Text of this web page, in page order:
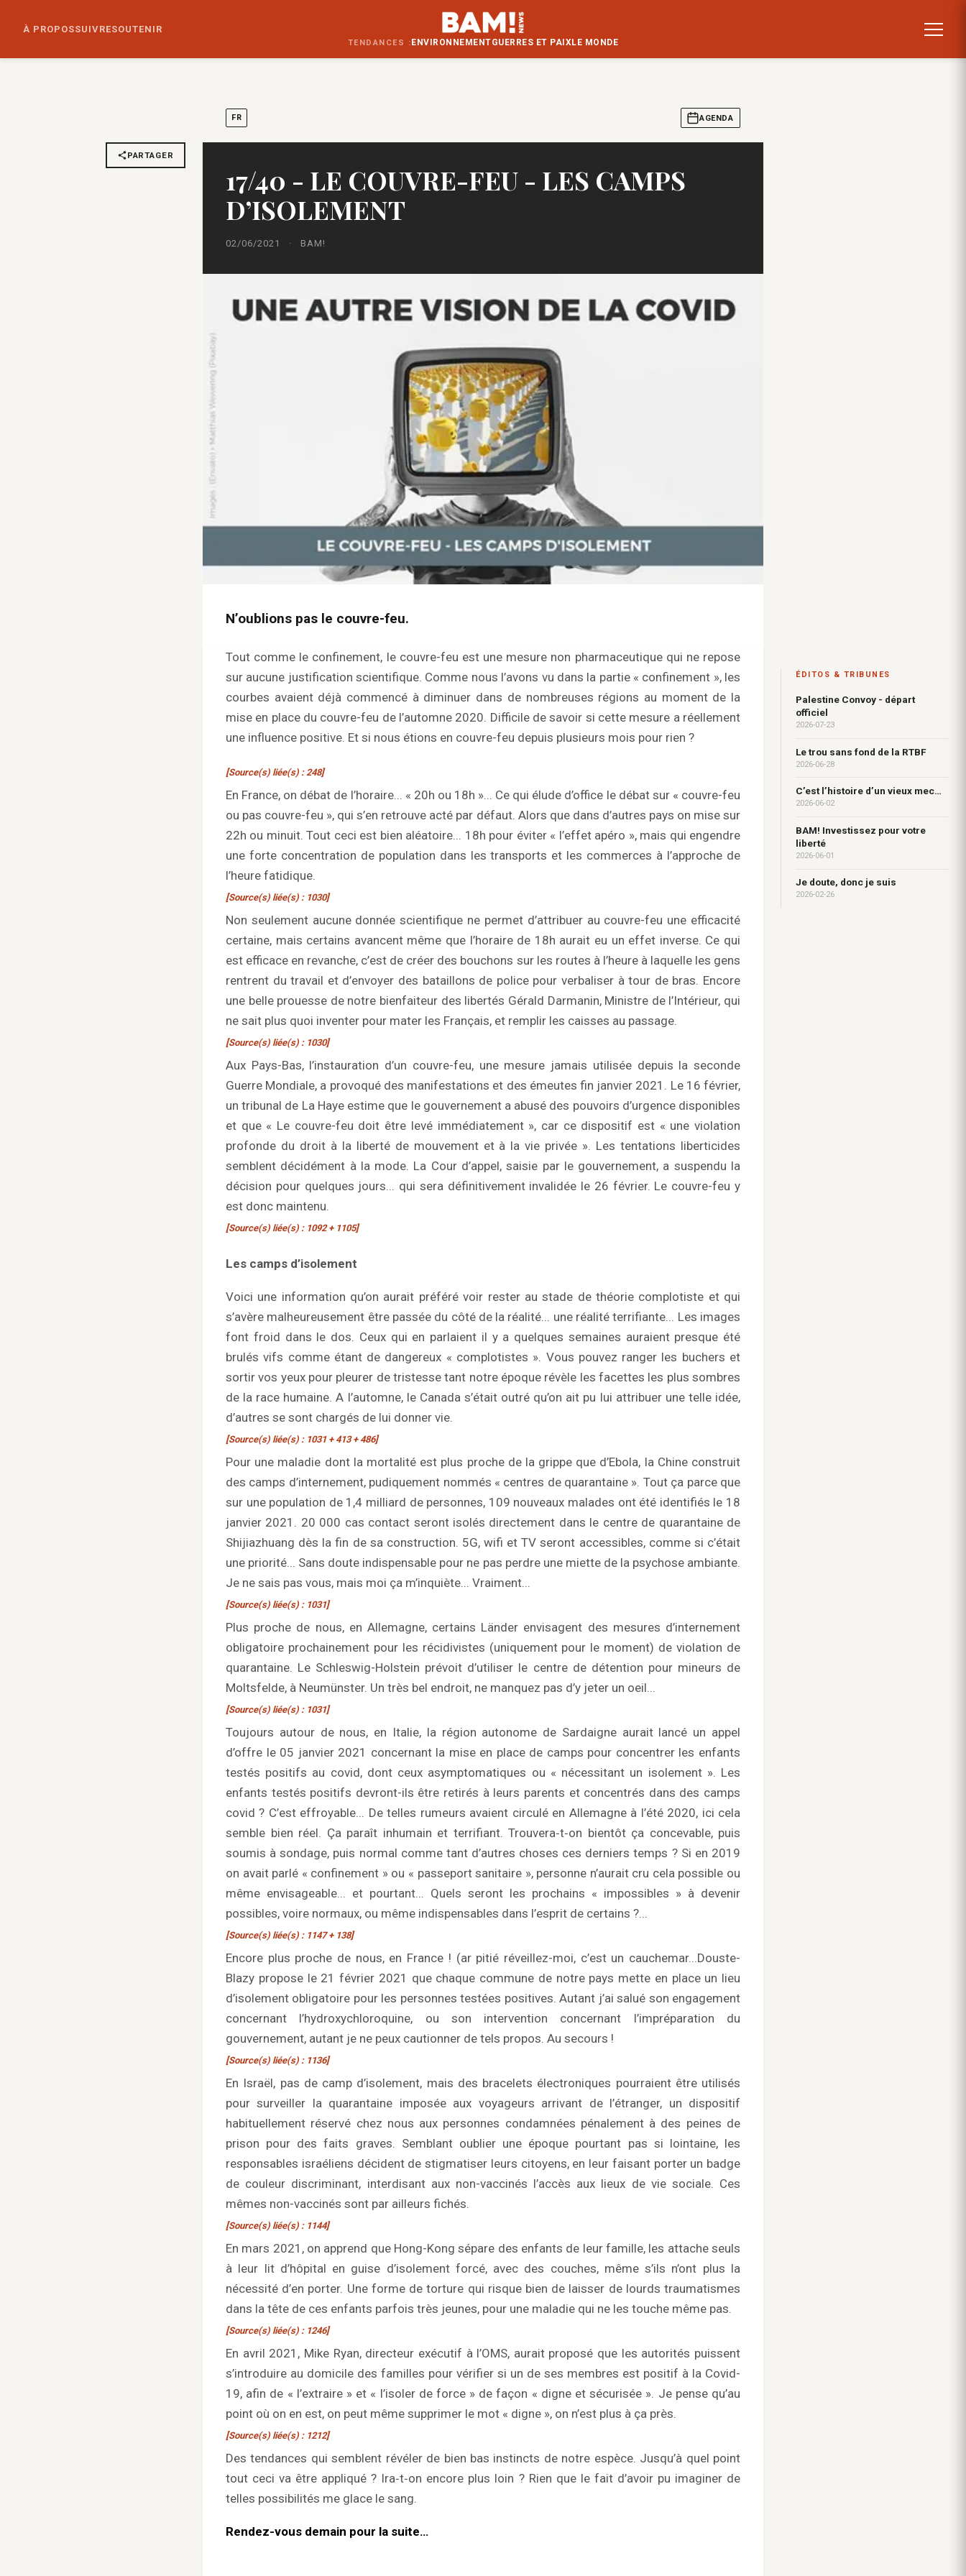
À PROPOSSUIVRESOUTENIR
TENDANCES : ENVIRONNEMENTGUERRES ET PAIXLE MONDE
FR AGENDA
PARTAGER
17/40 - LE COUVRE-FEU - LES CAMPS
D’ISOLEMENT
02/06/2021 · BAM!
N’oublions pas le couvre-feu.
Tout comme le confinement, le couvre-feu est une mesure non pharmaceutique qui ne repose
sur aucune justification scientifique. Comme nous l’avons vu dans la partie « confinement », les
courbes avaient déjà commencé à diminuer dans de nombreuses régions au moment de la
mise en place du couvre-feu de l’automne 2020. Difficile de savoir si cette mesure a réellement
une influence positive. Et si nous étions en couvre-feu depuis plusieurs mois pour rien ?
[Source(s) liée(s) : 248]
En France, on débat de l’horaire... « 20h ou 18h »... Ce qui élude d’office le débat sur « couvre-feu
ou pas couvre-feu », qui s’en retrouve acté par défaut. Alors que dans d’autres pays on mise sur
22h ou minuit. Tout ceci est bien aléatoire... 18h pour éviter « l’effet apéro », mais qui engendre
une forte concentration de population dans les transports et les commerces à l’approche de
l’heure fatidique.
[Source(s) liée(s) : 1030]
Non seulement aucune donnée scientifique ne permet d’attribuer au couvre-feu une efficacité
certaine, mais certains avancent même que l’horaire de 18h aurait eu un effet inverse. Ce qui
est efficace en revanche, c’est de créer des bouchons sur les routes à l’heure à laquelle les gens
rentrent du travail et d’envoyer des bataillons de police pour verbaliser à tour de bras. Encore
une belle prouesse de notre bienfaiteur des libertés Gérald Darmanin, Ministre de l’Intérieur, qui
ne sait plus quoi inventer pour mater les Français, et remplir les caisses au passage.
[Source(s) liée(s) : 1030]
Aux Pays-Bas, l’instauration d’un couvre-feu, une mesure jamais utilisée depuis la seconde
Guerre Mondiale, a provoqué des manifestations et des émeutes fin janvier 2021. Le 16 février,
un tribunal de La Haye estime que le gouvernement a abusé des pouvoirs d’urgence disponibles
et que « Le couvre-feu doit être levé immédiatement », car ce dispositif est « une violation
profonde du droit à la liberté de mouvement et à la vie privée ». Les tentations liberticides
semblent décidément à la mode. La Cour d’appel, saisie par le gouvernement, a suspendu la
décision pour quelques jours... qui sera définitivement invalidée le 26 février. Le couvre-feu y
est donc maintenu.
[Source(s) liée(s) : 1092 + 1105]
Les camps d’isolement
Voici une information qu’on aurait préféré voir rester au stade de théorie complotiste et qui
s’avère malheureusement être passée du côté de la réalité... une réalité terrifiante... Les images
font froid dans le dos. Ceux qui en parlaient il y a quelques semaines auraient presque été
brulés vifs comme étant de dangereux « complotistes ». Vous pouvez ranger les buchers et
sortir vos yeux pour pleurer de tristesse tant notre époque révèle les facettes les plus sombres
de la race humaine. A l’automne, le Canada s’était outré qu’on ait pu lui attribuer une telle idée,
d’autres se sont chargés de lui donner vie.
[Source(s) liée(s) : 1031 + 413 + 486]
Pour une maladie dont la mortalité est plus proche de la grippe que d’Ebola, la Chine construit
des camps d’internement, pudiquement nommés « centres de quarantaine ». Tout ça parce que
sur une population de 1,4 milliard de personnes, 109 nouveaux malades ont été identifiés le 18
janvier 2021. 20 000 cas contact seront isolés directement dans le centre de quarantaine de
Shijiazhuang dès la fin de sa construction. 5G, wifi et TV seront accessibles, comme si c’était
une priorité... Sans doute indispensable pour ne pas perdre une miette de la psychose ambiante.
Je ne sais pas vous, mais moi ça m’inquiète... Vraiment...
[Source(s) liée(s) : 1031]
Plus proche de nous, en Allemagne, certains Länder envisagent des mesures d’internement
obligatoire prochainement pour les récidivistes (uniquement pour le moment) de violation de
quarantaine. Le Schleswig-Holstein prévoit d’utiliser le centre de détention pour mineurs de
Moltsfelde, à Neumünster. Un très bel endroit, ne manquez pas d’y jeter un oeil...
[Source(s) liée(s) : 1031]
Toujours autour de nous, en Italie, la région autonome de Sardaigne aurait lancé un appel
d’offre le 05 janvier 2021 concernant la mise en place de camps pour concentrer les enfants
testés positifs au covid, dont ceux asymptomatiques ou « nécessitant un isolement ». Les
enfants testés positifs devront-ils être retirés à leurs parents et concentrés dans des camps
covid ? C’est effroyable... De telles rumeurs avaient circulé en Allemagne à l’été 2020, ici cela
semble bien réel. Ça paraît inhumain et terrifiant. Trouvera‑t‑on bientôt ça concevable, puis
soumis à sondage, puis normal comme tant d’autres choses ces derniers temps ? Si en 2019
on avait parlé « confinement » ou « passeport sanitaire », personne n’aurait cru cela possible ou
même envisageable... et pourtant... Quels seront les prochains « impossibles » à devenir
possibles, voire normaux, ou même indispensables dans l’esprit de certains ?...
[Source(s) liée(s) : 1147 + 138]
Encore plus proche de nous, en France ! (ar pitié réveillez-moi, c’est un cauchemar...Douste-
Blazy propose le 21 février 2021 que chaque commune de notre pays mette en place un lieu
d’isolement obligatoire pour les personnes testées positives. Autant j’ai salué son engagement
concernant l’hydroxychloroquine, ou son intervention concernant l’impréparation du
gouvernement, autant je ne peux cautionner de tels propos. Au secours !
[Source(s) liée(s) : 1136]
En Israël, pas de camp d’isolement, mais des bracelets électroniques pourraient être utilisés
pour surveiller la quarantaine imposée aux voyageurs arrivant de l’étranger, un dispositif
habituellement réservé chez nous aux personnes condamnées pénalement à des peines de
prison pour des faits graves. Semblant oublier une époque pourtant pas si lointaine, les
responsables israéliens décident de stigmatiser leurs citoyens, en leur faisant porter un badge
de couleur discriminant, interdisant aux non-vaccinés l’accès aux lieux de vie sociale. Ces
mêmes non-vaccinés sont par ailleurs fichés.
[Source(s) liée(s) : 1144]
En mars 2021, on apprend que Hong-Kong sépare des enfants de leur famille, les attache seuls
à leur lit d’hôpital en guise d’isolement forcé, avec des couches, même s’ils n’ont plus la
nécessité d’en porter. Une forme de torture qui risque bien de laisser de lourds traumatismes
dans la tête de ces enfants parfois très jeunes, pour une maladie qui ne les touche même pas.
[Source(s) liée(s) : 1246]
En avril 2021, Mike Ryan, directeur exécutif à l’OMS, aurait proposé que les autorités puissent
s’introduire au domicile des familles pour vérifier si un de ses membres est positif à la Covid-
19, afin de « l’extraire » et « l’isoler de force » de façon « digne et sécurisée ». Je pense qu’au
point où on en est, on peut même supprimer le mot « digne », on n’est plus à ça près.
[Source(s) liée(s) : 1212]
Des tendances qui semblent révéler de bien bas instincts de notre espèce. Jusqu’à quel point
tout ceci va être appliqué ? Ira‑t‑on encore plus loin ? Rien que le fait d’avoir pu imaginer de
telles possibilités me glace le sang.
Rendez-vous demain pour la suite…
ÉDITOS & TRIBUNES
Palestine Convoy - départ
officiel
2026-07-23
Le trou sans fond de la RTBF
2026-06-28
C’est l’histoire d’un vieux mec…
2026-06-02
BAM! Investissez pour votre
liberté
2026-06-01
Je doute, donc je suis
2026-02-26